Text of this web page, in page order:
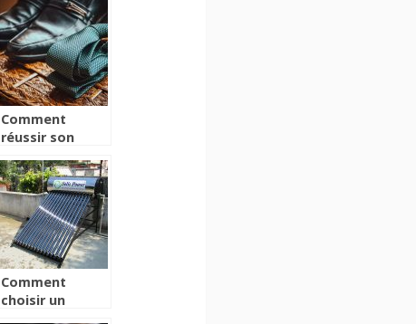
faire des
soudures
Comment
réussir son
d’affaires avec
des
professionnels
?
Comment
choisir un